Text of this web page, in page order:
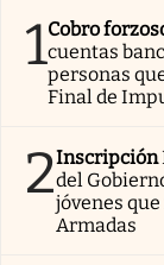
1Cobro
cuentas
personas
Final de
2Inscripción
del
jóvenes
Armadas